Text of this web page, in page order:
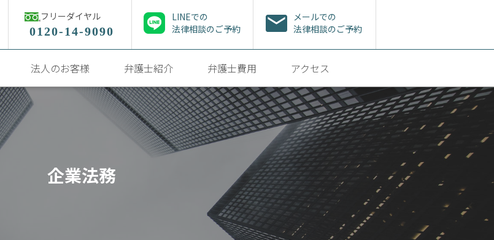
フリーダイヤル
0120-14-9090
LINEでの
法律相談のご予約
メールでの
法律相談のご予約
法人のお客様 弁護士紹介 弁護士費用 アクセス
企業法務